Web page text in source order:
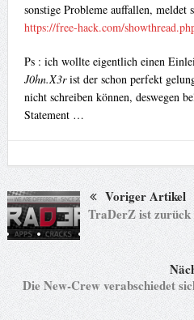
sonstige Probleme auffallen, meldet
https://free-hack.com/
Ps : ich wollte eigentlich einen
J0hn.X3rist der schon perfekt
nicht schreiben können, deswegen
Statement …
Voriger Artikel
TraDerZ ist zurück
Die New-Crew verabschiedet